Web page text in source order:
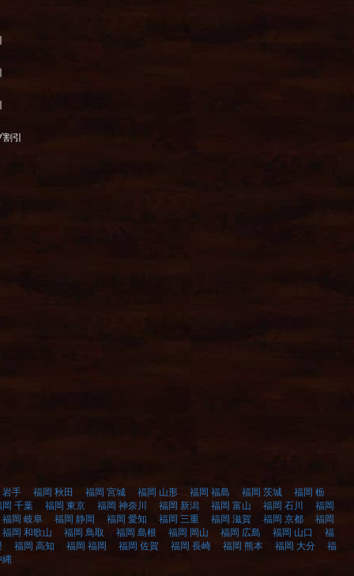
引
岩手 福岡 秋田 福岡 宮城 福岡 山形 福岡 福島 福岡 茨城
福岡 栃
岡 千葉
福岡 東京 福岡 神奈川 福岡 新潟 福岡 富山 福岡 石川
福岡
福岡 岐阜
福岡 静岡 福岡 愛知 福岡 三重 福岡 滋賀 福岡 京都
福岡
福岡 和歌山
福岡 鳥取 福岡 島根 福岡 岡山 福岡 広島 福岡 山口
福
福岡 高知 福岡 福岡 福岡 佐賀 福岡 長崎 福岡 熊本 福岡 大分
福
縄